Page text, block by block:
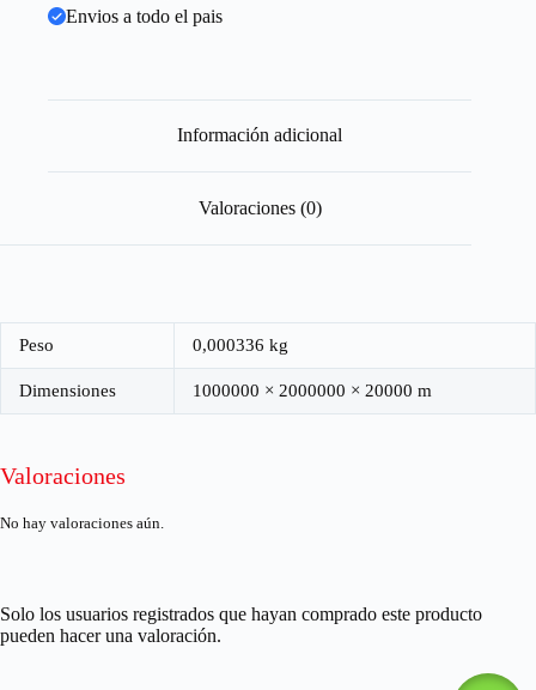
Envios a todo el pais
Información adicional
Valoraciones (0)
Peso 0,000336 kg
Dimensiones 1000000 × 2000000 × 20000 m
Valoraciones
No hay valoraciones aún.
Solo los usuarios registrados que hayan comprado este producto
pueden hacer una valoración.